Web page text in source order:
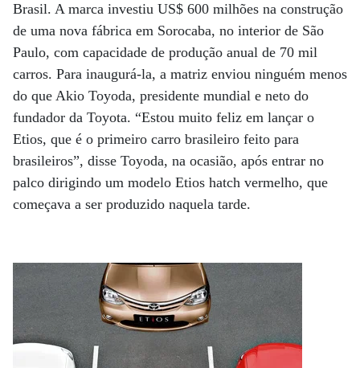
Brasil. A marca investiu US$ 600 milhões na construção
de uma nova fábrica em Sorocaba, no interior de São
Paulo, com capacidade de produção anual de 70 mil
carros. Para inaugurá-la, a matriz enviou ninguém menos
do que Akio Toyoda, presidente mundial e neto do
fundador da Toyota. “Estou muito feliz em lançar o
Etios, que é o primeiro carro brasileiro feito para
brasileiros”, disse Toyoda, na ocasião, após entrar no
palco dirigindo um modelo Etios hatch vermelho, que
começava a ser produzido naquela tarde.